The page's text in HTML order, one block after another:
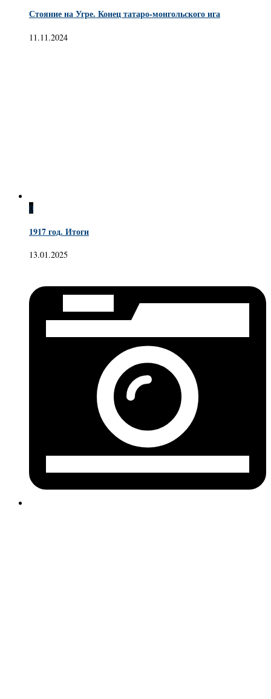
Стояние на Угре. Конец татаро-монгольского ига
11.11.2024
0
1917 год. Итоги
13.01.2025